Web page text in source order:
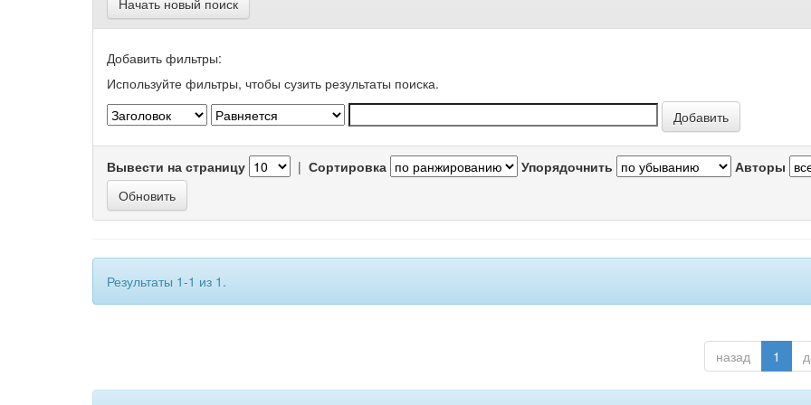
Начать новый поиск
Добавить фильтры:
Используйте фильтры, чтобы сузить результаты поиска.
Вывести на страницу | Сортировка Упорядочнить Авторы
Результаты 1-1 из 1.
назад 1